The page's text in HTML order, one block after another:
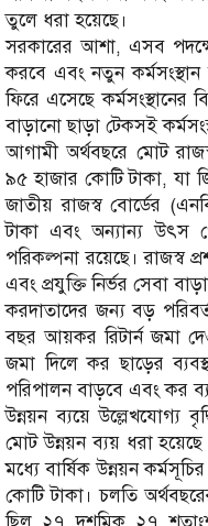
তুলে ধরা হয়েছে।
সরকারের আশা, এসব
করবে এবং নতুন কর্মসংস্থান
ফিরে এসেছে
বাড়ানো ছাড়া টেকসই
আগামী অর্থবছরে মোট
৯৫ হাজার কোটি টাকা, যা
জাতীয় রাজস্ব বোর্ডের
টাকা এবং অন্যান্য উৎস
পরিকল্পনা রয়েছে। রাজস্ব
এবং প্রযুক্তি নির্ভর সেবা
করদাতাদের জন্য বড়
বছর আয়কর রিটার্ন জমা
জমা দিলে কর ছাড়ের
পরিপালন বাড়বে এবং কর
উন্নয়ন ব্যয়ে উল্লেখযোগ্য
মোট উন্নয়ন ব্যয় ধরা
মধ্যে বার্ষিক উন্নয়ন
কোটি টাকা। চলতি